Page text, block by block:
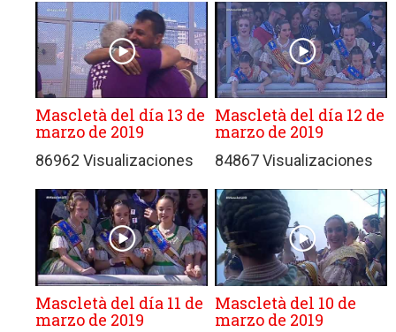
Mascletà del día 13 de
marzo de 2019
86962 Visualizaciones
Mascletà del día 12 de
marzo de 2019
84867 Visualizaciones
Mascletà del día 11 de
marzo de 2019
Mascletà del 10 de
marzo de 2019